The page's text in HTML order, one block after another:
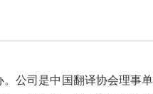
公司是中国翻译协会理事